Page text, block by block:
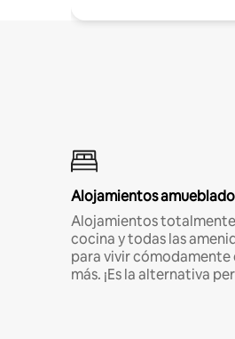
Alojamientos
Alojamientos
cocina y todas las
para vivir cómodamente
más. ¡Es la alternativa